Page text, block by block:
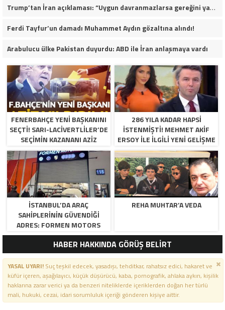
Trump’tan İran açıklaması: “Uygun davranmazlarsa gereğini yaparım”
Ferdi Tayfur’un damadı Muhammet Aydın gözaltına alındı!
Arabulucu ülke Pakistan duyurdu: ABD ile İran anlaşmaya vardı
FENERBAHÇE YENI BAŞKANINI
SEÇTI! SARI-LACIVERTLILER’DE
SEÇIMIN KAZANANI AZIZ
YILDIRIM OLDU
286 YILA KADAR HAPSI
ISTENMIŞTI! MEHMET AKIF
ERSOY ILE ILGILI YENI GELIŞME
İSTANBUL’DA ARAÇ
SAHIPLERININ GÜVENDIĞI
ADRES: FORMEN MOTORS
REHA MUHTAR’A VEDA
HABER HAKKINDA GÖRÜŞ BELİRT
YASAL UYARI!Suç teşkil edecek, yasadışı, tehditkar, rahatsız edici, hakaret ve
küfür içeren, aşağılayıcı, küçük düşürücü, kaba, pornografik, ahlaka aykırı, kişilik
haklarına zarar verici ya da benzeri niteliklerde içeriklerden doğan her türlü
mali, hukuki, cezai, idari sorumluluk içeriği gönderen kişiye aittir.